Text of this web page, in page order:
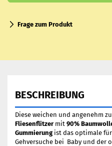
Frage zum Produkt
BESCHREIBUNG
Diese weichen und angenehm
Fliesenflitzer mit 90%
Gummierung ist das optimale
Gehversuche bei Baby und der